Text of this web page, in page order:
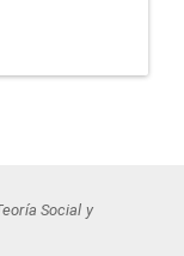
Social y